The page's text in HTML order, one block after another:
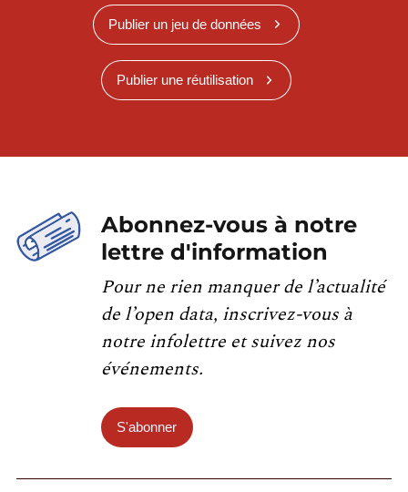
Publier un jeu de données
Publier une réutilisation
Abonnez-vous à notre
lettre d'information
Pour ne rien manquer de l’actualité
de l’open data, inscrivez-vous à
notre infolettre et suivez nos
événements.
S'abonner